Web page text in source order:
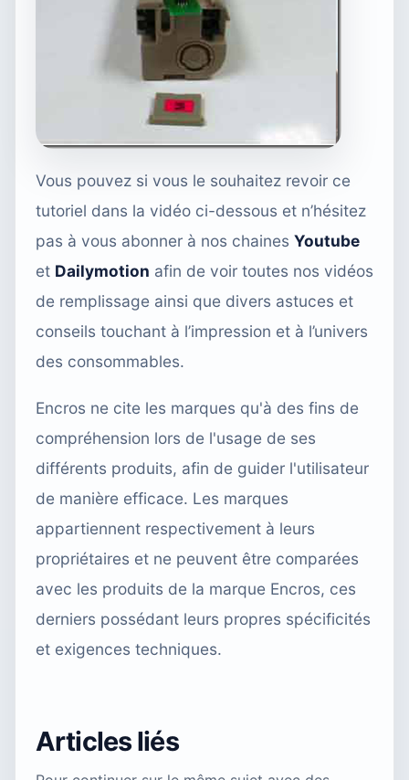
Vous pouvez si vous le souhaitez revoir ce
tutoriel dans la vidéo ci-dessous et n’hésitez
pas à vous abonner à nos chaines Youtube
et Dailymotion afin de voir toutes nos vidéos
de remplissage ainsi que divers astuces et
conseils touchant à l’impression et à l’univers
des consommables.
Encros ne cite les marques qu'à des fins de
compréhension lors de l'usage de ses
différents produits, afin de guider l'utilisateur
de manière efficace. Les marques
appartiennent respectivement à leurs
propriétaires et ne peuvent être comparées
avec les produits de la marque Encros, ces
derniers possédant leurs propres spécificités
et exigences techniques.
Articles liés